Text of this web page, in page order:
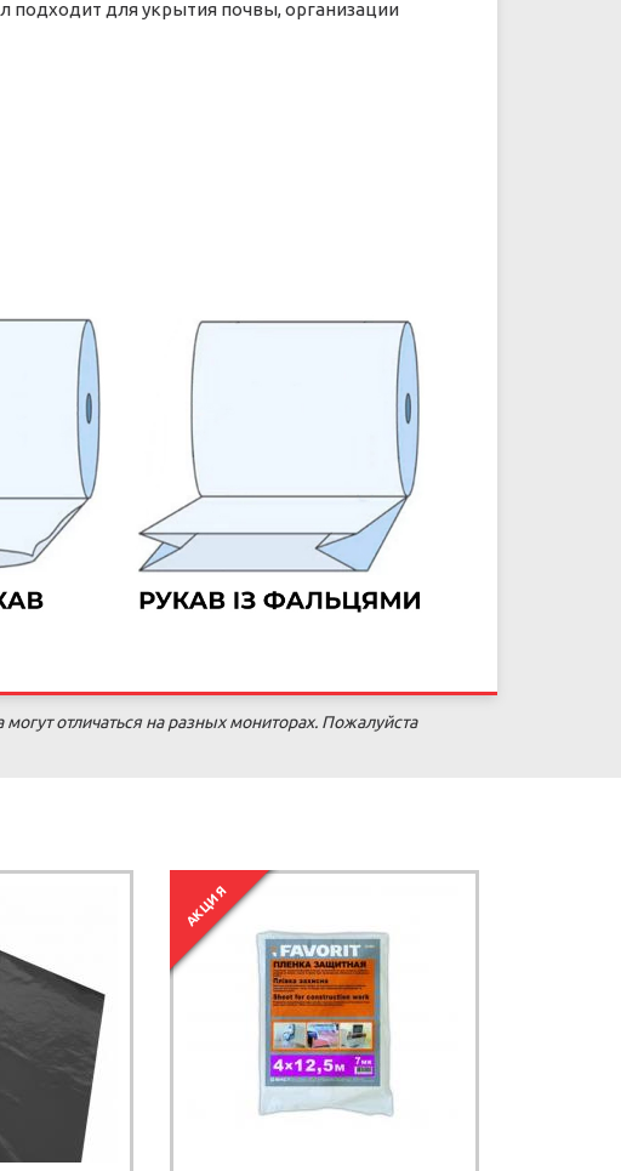
подходит для укрытия почвы, организации
отличаться на разных мониторах. Пожалуйста
АКЦИЯ